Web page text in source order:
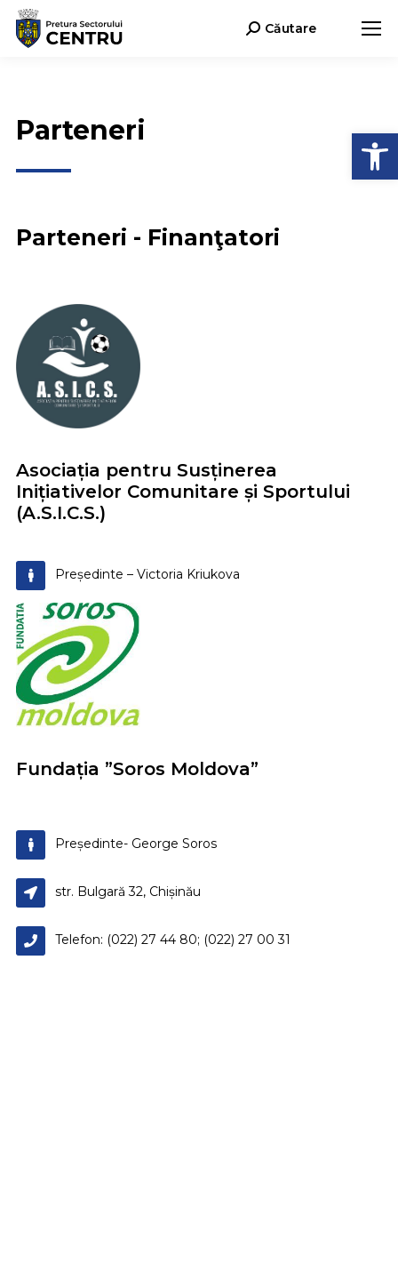
Search:Căutare
Parteneri
Parteneri - Finanţatori
Asociația pentru Susținerea
Inițiativelor Comunitare și Sportului
(A.S.I.C.S.)
Președinte – Victoria Kriukova
Fundația ”Soros Moldova”
Președinte- George Soros
str. Bulgară 32, Chișinău
Telefon: (022) 27 44 80; (022) 27 00 31